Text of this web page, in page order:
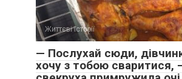
Життєві історії
— Послухай сюди,
хочу з тобою сваритися,